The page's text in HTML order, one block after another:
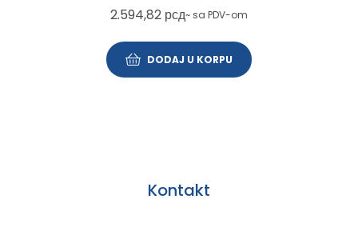
2.594,82 рсд~ sa PDV-om
DODAJ U KORPU
Kontakt